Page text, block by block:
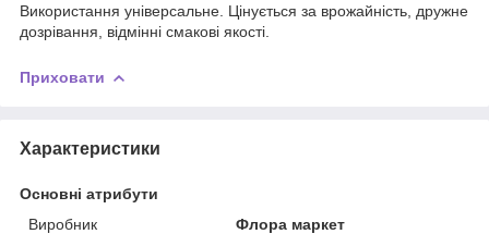
Використання універсальне. Цінується за врожайність, дружне
дозрівання, відмінні смакові якості.
Приховати
Характеристики
Основні атрибути
Виробник
Флора маркет